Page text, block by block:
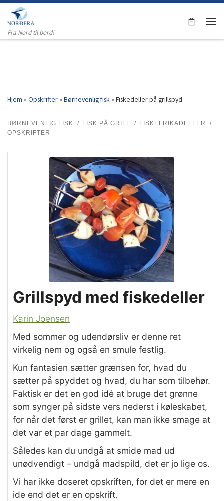
Skip to content
Fra Nord til bord!
Hjem » Opskrifter» Børnevenlig fisk » Fiskedeller på grillspyd
BØRNEVENLIG FISK FISK PÅ GRILL
FISKEFRIKADELLER
OPSKRIFTER
Grillspyd med fiskedeller
Karin Joensen
Med sommer og udendørsliv er denne ret
virkelig nem og også en smule festlig.
Kun fantasien sætter grænsen for, hvad du
sætter på spyddet og hvad, du har som tilbehør.
Faktisk er det en god idé at bruge det grønne
som synger på sidste vers nederst i køleskabet,
for når det først er grillet, kan man ikke smage at
det var et par dage gammelt.
Således kan du undgå at smide mad ud
unødvendigt – undgå madspild, det er jo lige os.
Vi har ikke doseret opskriften, for det er mere en
ide end det er en opskrift.